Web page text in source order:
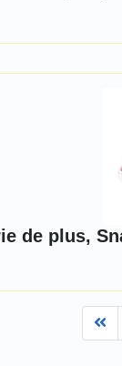
de plus,